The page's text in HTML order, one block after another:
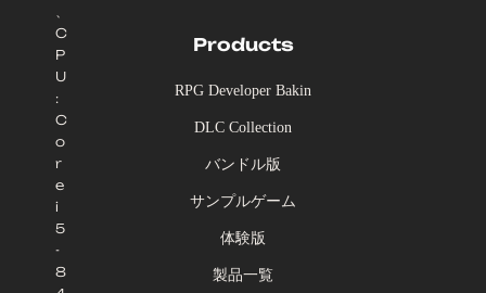
、
C
P
U
:
C
o
r
e
i
5
-
8
Products
RPG Developer Bakin
DLC Collection
バンドル版
サンプルゲーム
体験版
製品一覧